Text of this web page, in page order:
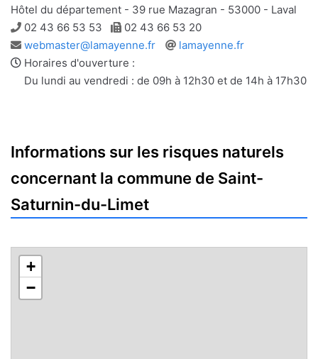
Hôtel du département - 39 rue Mazagran - 53000 - Laval
Téléphone
02 43 66 53 53 Télécopie
02 43 66 53 20
Adresse
e-
mail
webmaster@lamayenne.fr
Site
lamayenne.fr
Horaires d'ouverture :
Du lundi au vendredi : de 09h à 12h30 et de 14h à 17h30
Informations sur les risques naturels
concernant la commune de Saint-
Saturnin-du-Limet
+
−